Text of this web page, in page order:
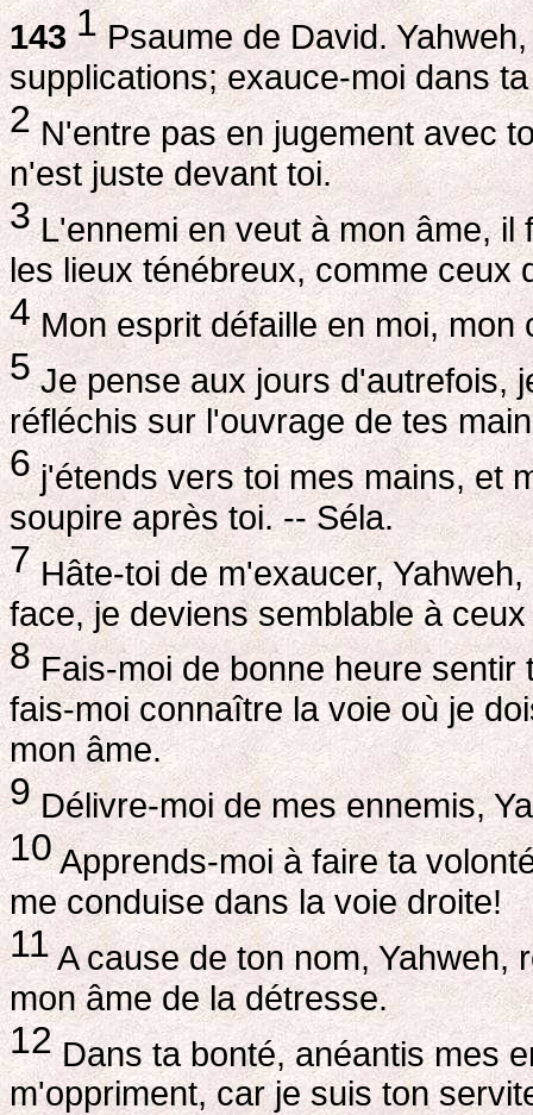
143 1Psaume de David.
supplications; exauce-moi dans
2N'entre pas en jugement avec
n'est juste devant toi.
3L'ennemi en veut à mon âme, il
les lieux ténébreux, comme ceux
4Mon esprit défaille en moi, mon
5Je pense aux jours d'autrefois,
réfléchis sur l'ouvrage de tes
6j'étends vers toi mes mains, et
soupire après toi. -- Séla.
7Hâte-toi de m'exaucer,
face, je deviens semblable à
8Fais-moi de bonne heure sentir
fais-moi connaître la voie où je
mon âme.
9Délivre-moi de mes ennemis,
10Apprends-moi à faire ta
me conduise dans la voie droite!
11A cause de ton nom, Yahweh,
mon âme de la détresse.
12Dans ta bonté, anéantis mes
m'oppriment, car je suis ton